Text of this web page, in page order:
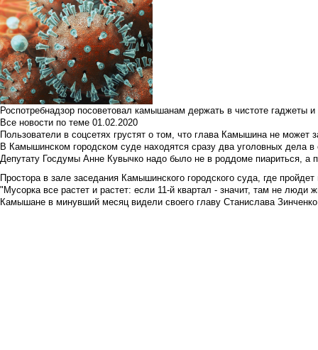
Роспотребнадзор посоветовал камышанам держать в чистоте гаджеты
Все новости по теме 01.02.2020
Пользователи в соцсетях грустят о том, что глава Камышина не может
В Камышинском городском суде находятся сразу два уголовных дела
Депутату Госдумы Анне Кувычко надо было не в роддоме пиариться, а
Простора в зале заседания Камышинского городского суда, где
"Мусорка все растет и растет: если 11-й квартал - значит, там не люди
Камышане в минувший месяц видели своего главу Станислава Зинченко